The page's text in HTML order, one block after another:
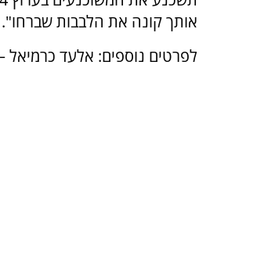
אותך קונה את הלבבות שברחו".
לפרטים נוספים: אלעד כרמיאל